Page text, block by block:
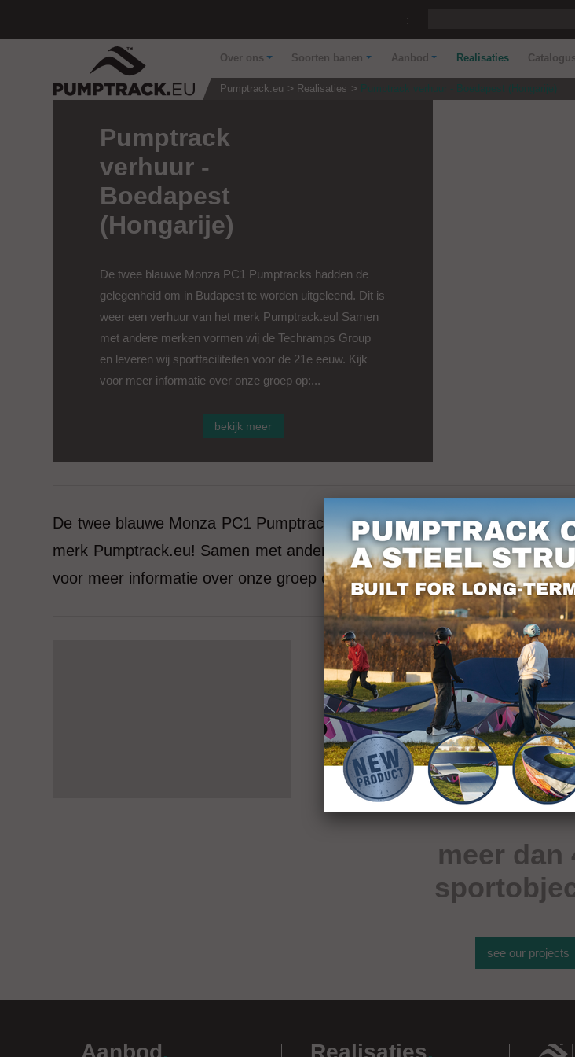
Over ons Soorten banen Aanbod Realisaties Catalogus
Pumptrack.eu Realisaties Pumptrack verhuur - Boedapest (Hongarije)
Pumptrack
verhuur -
Boedapest
(Hongarije)
De twee blauwe Monza PC1 Pumptracks hadden de
gelegenheid om in Budapest te worden uitgeleend. Dit is
weer een verhuur van het merk Pumptrack.eu! Samen
met andere merken vormen wij de Techramps Group
en leveren wij sportfaciliteiten voor de 21e eeuw. Kijk
voor meer informatie over onze groep op:...
bekijk meer
De twee blauwe Monza PC1 Pumptracks hadden de gelegenheid om in
merk Pumptrack.eu! Samen met andere merken vormen wij de
voor meer informatie over onze groep op: www.grupatechramps.com.
meer dan
see our projects